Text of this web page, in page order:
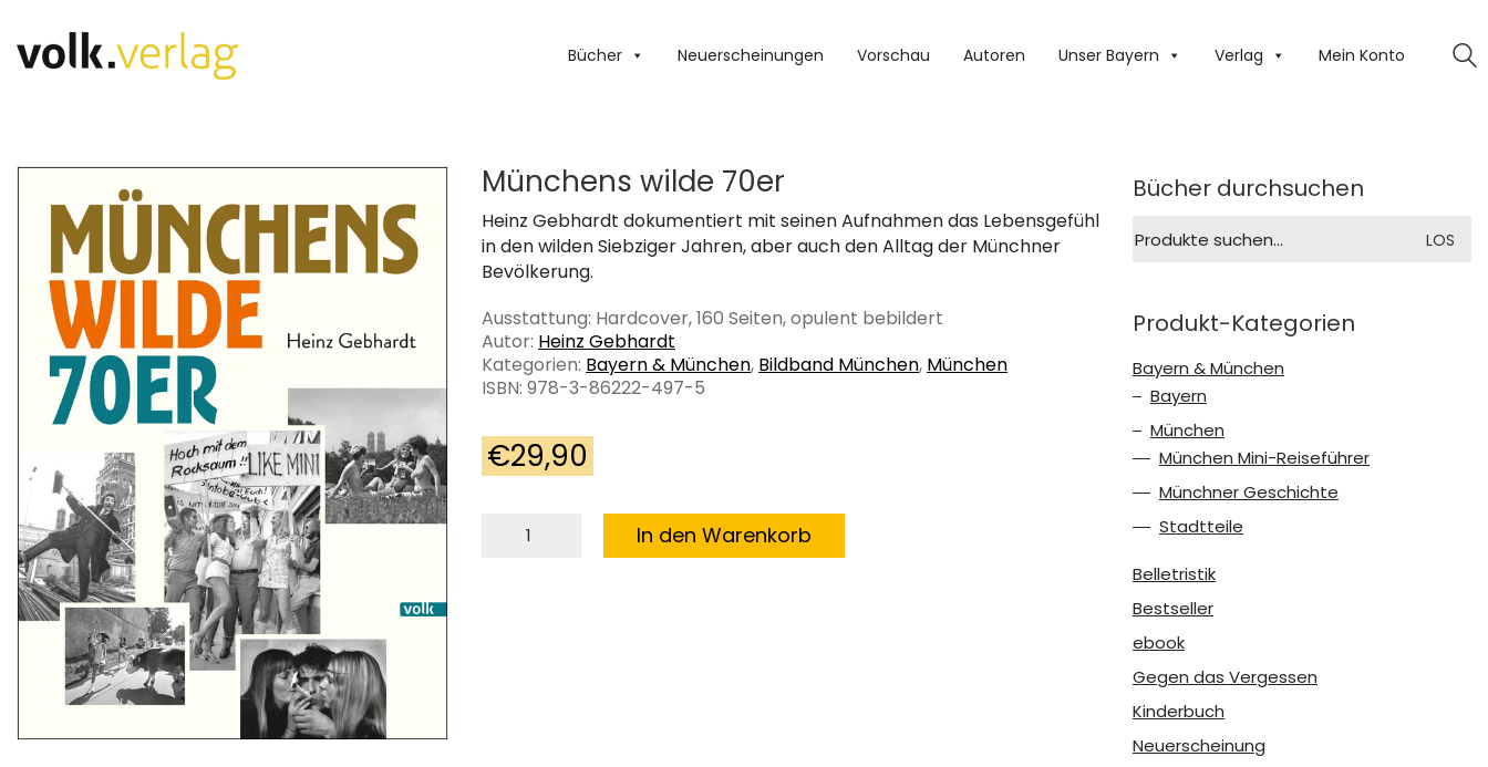
Bücher Neuerscheinungen Vorschau Autoren Unser Bayern Verlag Mein Konto
Münchens wilde 70er
Heinz Gebhardt dokumentiert mit seinen Aufnahmen das Lebensgefühl
in den wilden Siebziger Jahren, aber auch den Alltag der Münchner
Bevölkerung.
Ausstattung: Hardcover, 160 Seiten, opulent bebildert
Autor: Heinz Gebhardt
Kategorien: Bayern & München, Bildband München, München
ISBN: 978-3-86222-497-5
€29,90
In den Warenkorb
Bücher durchsuchen
nach:
LOS
Produkt-Kategorien
Bayern & München
Bayern
München
München Mini-Reiseführer
Münchner Geschichte
Stadtteile
Belletristik
Bestseller
ebook
Gegen das Vergessen
Kinderbuch
Neuerscheinung